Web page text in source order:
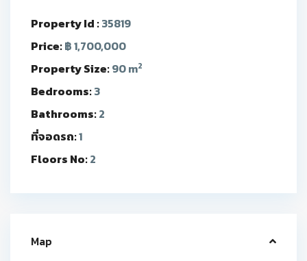
Property Id :35819
Price:฿ 1,700,000
Property Size:90 m2
Bedrooms:3
Bathrooms:2
ที่จอดรถ:1
Floors No:2
Map